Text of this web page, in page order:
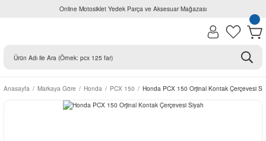
Online Motosiklet Yedek Parça ve Aksesuar Mağazası
Anasayfa Markaya Göre Honda PCX 150 Honda PCX 150 Orjinal Kontak Çerçevesi